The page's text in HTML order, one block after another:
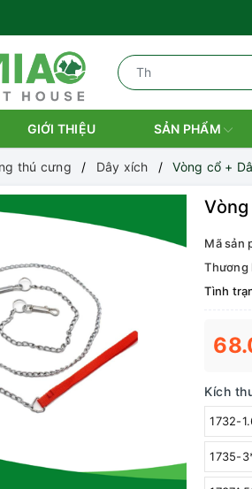
GIỚI THIỆU SẢN PHẨM
thú cưng Dây xích Vòng cổ +
Mã sản
Thương
Tình
Kích
1732-
1735-